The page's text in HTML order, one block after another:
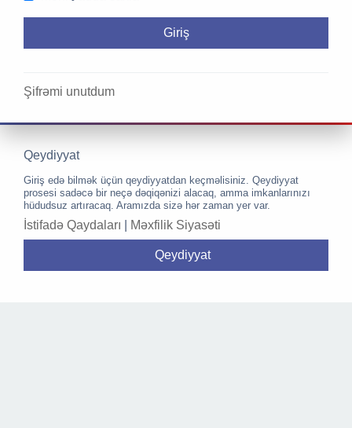
Şifrəmi unutdum
Qeydiyyat
Giriş edə bilmək üçün qeydiyyatdan keçməlisiniz. Qeydiyyat
prosesi sadəcə bir neçə dəqiqənizi alacaq, amma imkanlarınızı
hüdudsuz artıracaq. Aramızda sizə hər zaman yer var.
İstifadə Qaydaları Məxfilik Siyasəti
Qeydiyyat